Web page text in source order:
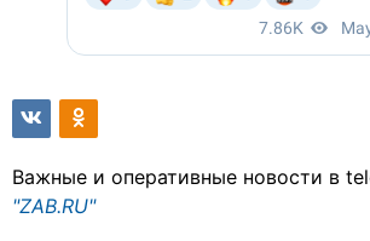
Важные и оперативные новости в
"ZAB.RU"